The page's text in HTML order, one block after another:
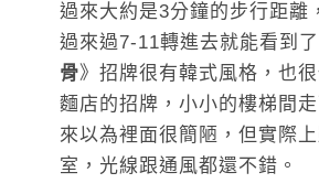
過來大約是3分鐘的步行距離
過來過7-11轉進去就能看到
骨》招牌很有韓式風格，也
麵店的招牌，小小的樓梯間
來以為裡面很簡陋，但實際
室，光線跟通風都還不錯。